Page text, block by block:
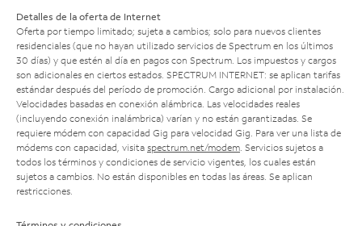
Detalles de la oferta de Internet
Oferta por tiempo limitado; sujeta a cambios; solo para nuevos clientes
residenciales (que no hayan utilizado servicios de Spectrum en los últimos
30 días) y que estén al día en pagos con Spectrum. Los impuestos y cargos
son adicionales en ciertos estados. SPECTRUM INTERNET: se aplican tarifas
estándar después del período de promoción. Cargo adicional por instalación.
Velocidades basadas en conexión alámbrica. Las velocidades reales
(incluyendo conexión inalámbrica) varían y no están garantizadas. Se
requiere módem con capacidad Gig para velocidad Gig. Para ver una lista de
módems con capacidad, visita spectrum.net/modem . Servicios sujetos a
todos los términos y condiciones de servicio vigentes, los cuales están
sujetos a cambios. No están disponibles en todas las áreas. Se aplican
restricciones.